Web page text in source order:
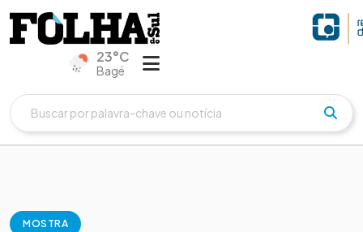
23°C
Bagé
MOSTRA